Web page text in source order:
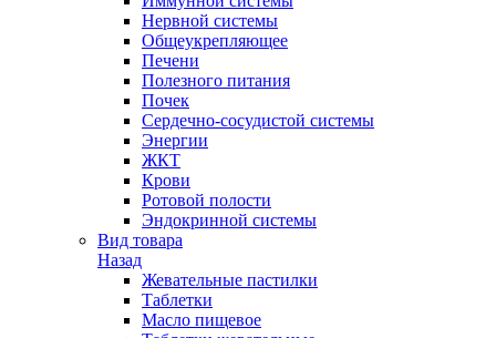
Нервной системы
Общеукрепляющее
Печени
Полезного питания
Почек
Сердечно-сосудистой системы
Энергии
ЖКТ
Крови
Ротовой полости
Эндокринной системы
Вид товара
Назад
Жевательные пастилки
Таблетки
Масло пищевое